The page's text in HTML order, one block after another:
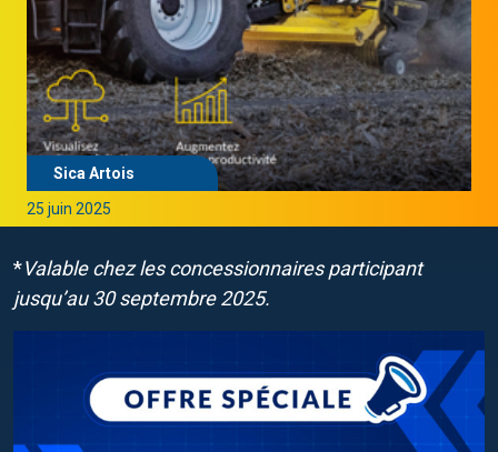
Sica Artois
25 juin 2025
*Valable chez les concessionnaires participant
jusqu’au 30 septembre 2025.